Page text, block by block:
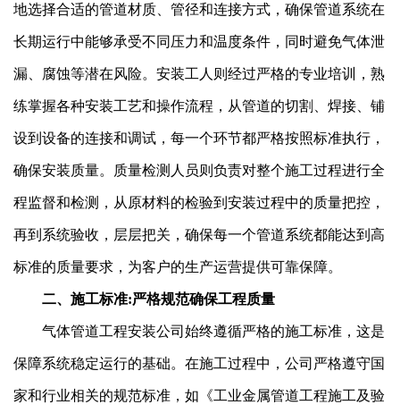
地选择合适的管道材质、管径和连接方式，确保管道系统在
长期运行中能够承受不同压力和温度条件，同时避免气体泄
漏、腐蚀等潜在风险。安装工人则经过严格的专业培训，熟
练掌握各种安装工艺和操作流程，从管道的切割、焊接、铺
设到设备的连接和调试，每一个环节都严格按照标准执行，
确保安装质量。质量检测人员则负责对整个施工过程进行全
程监督和检测，从原材料的检验到安装过程中的质量把控，
再到系统验收，层层把关，确保每一个管道系统都能达到高
标准的质量要求，为客户的生产运营提供可靠保障。
二、施工标准:严格规范确保工程质量
气体管道工程安装公司始终遵循严格的施工标准，这是
保障系统稳定运行的基础。在施工过程中，公司严格遵守国
家和行业相关的规范标准，如《工业金属管道工程施工及验